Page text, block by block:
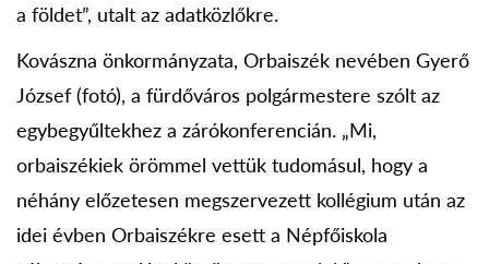
a földet”, utalt az adatközlőkre.
Kovászna önkormányzata, Orbaiszék nevében Gyerő
József (fotó), a fürdőváros polgármestere szólt az
egybegyűltekhez a zárókonferencián. „Mi,
orbaiszékiek örömmel vettük tudomásul, hogy a
néhány előzetesen megszervezett kollégium után az
idei évben Orbaiszékre esett a Népfőiskola